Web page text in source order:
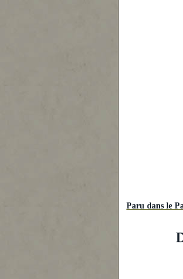
Paru dans le